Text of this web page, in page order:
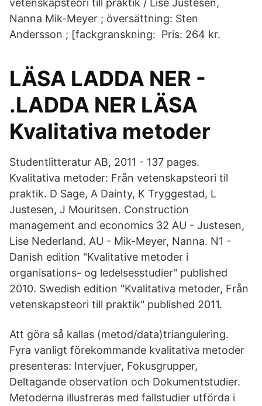
vetenskapsteori till praktik / Lise Justesen,
Nanna Mik-Meyer ; översättning: Sten
Andersson ; [fackgranskning: Pris: 264 kr.
LÄSA LADDA NER -
.LADDA NER LÄSA
Kvalitativa metoder
Studentlitteratur AB, 2011 - 137 pages.
Kvalitativa metoder: Från vetenskapsteori til
praktik. D Sage, A Dainty, K Tryggestad, L
Justesen, J Mouritsen. Construction
management and economics 32 AU - Justesen,
Lise Nederland. AU - Mik-Meyer, Nanna. N1 -
Danish edition "Kvalitative metoder i
organisations- og ledelsesstudier" published
2010. Swedish edition "Kvalitativa metoder, Från
vetenskapsteori till praktik" published 2011.
Att göra så kallas (metod/data)triangulering.
Fyra vanligt förekommande kvalitativa metoder
presenteras: Intervjuer, Fokusgrupper,
Deltagande observation och Dokumentstudier.
Metoderna illustreras med fallstudier utförda i